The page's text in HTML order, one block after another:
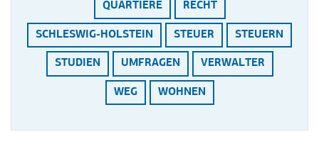
QUARTIERE RECHT
SCHLESWIG-HOLSTEIN STEUER STEUERN
STUDIEN UMFRAGEN VERWALTER
WEG WOHNEN